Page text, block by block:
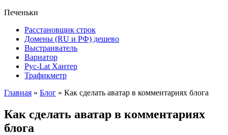
Печеньки
Расстановщик строк
Домены (RU и РФ) дешево
Выстраиватель
Вариатор
Рус-Lat Хантер
Трафикметр
Главная » Блог » Как сделать аватар в комментариях блога
Как сделать аватар в комментариях
блога